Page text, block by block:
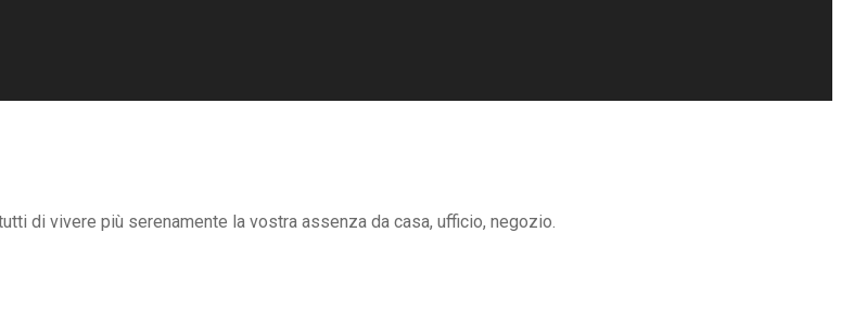
di vivere più serenamente la vostra assenza da casa, ufficio, negozio.